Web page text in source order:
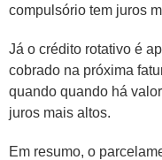
compulsório tem juros
Já o crédito rotativo é
cobrado na próxima
quando quando há
juros mais altos.
Em resumo, o